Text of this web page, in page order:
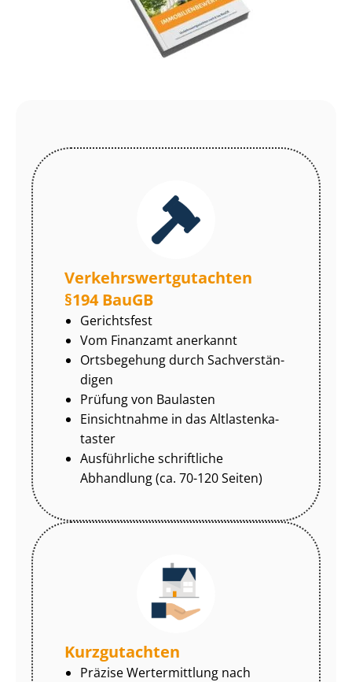
Ver­kehrs­wert­gut­ach­ten
§194 BauGB
Gerichtsfest
Vom Finanzamt anerkannt
Ortsbegehung durch Sach­ver­stän­
di­gen
Prüfung von Baulasten
Einsichtnahme in das Alt­las­ten­ka­
tas­ter
Ausführliche schriftliche
Abhandlung (ca. 70-120 Seiten)
Kurzgutachten
Präzise Wertermittlung nach